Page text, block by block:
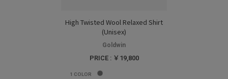
High Twisted Wool Relaxed Shirt
(Unisex)
Goldwin
PRICE : ￥19,800
1 COLOR